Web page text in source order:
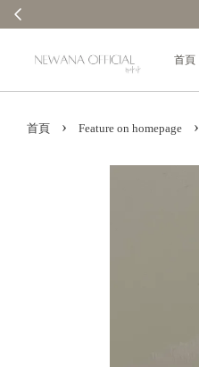
首頁
首頁 › Feature on homepage ›